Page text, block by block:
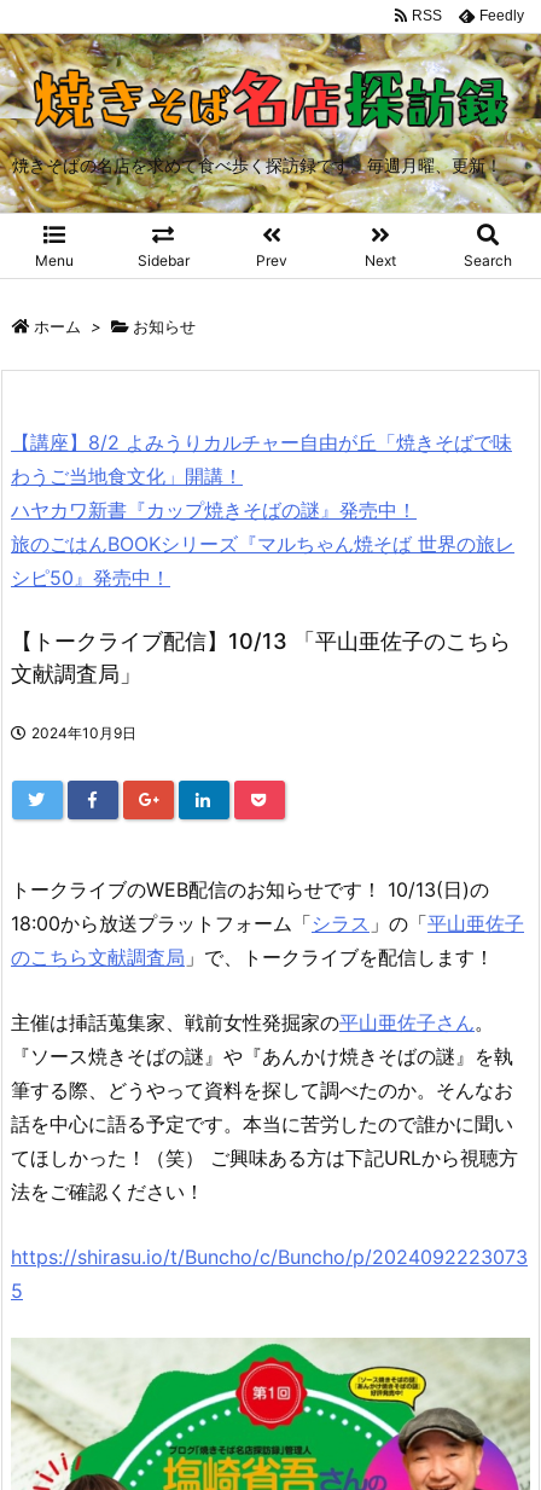
焼きそばの名店を求めて食べ歩く探訪録です。毎週月曜、更新！
Menu Sidebar Prev Next Search
RSS Feedly
ホーム > お知らせ
【講座】8/2 よみうりカルチャー自由が丘「焼きそばで味
わうご当地食文化」開講！
ハヤカワ新書『カップ焼きそばの謎』発売中！
旅のごはんBOOKシリーズ『マルちゃん焼そば 世界の旅レ
シピ50』発売中！
【トークライブ配信】10/13 「平山亜佐子のこちら
文献調査局」
2024年10月9日
トークライブのWEB配信のお知らせです！ 10/13(日)の
18:00から放送プラットフォーム「シラス 」の「平山亜佐子
のこちら文献調査局 」で、トークライブを配信します！
主催は挿話蒐集家、戦前女性発掘家の平山亜佐子さん。
『ソース焼きそばの謎』や『あんかけ焼きそばの謎』を執
筆する際、どうやって資料を探して調べたのか。そんなお
話を中心に語る予定です。本当に苦労したので誰かに聞い
てほしかった！（笑） ご興味ある方は下記URLから視聴方
法をご確認ください！
https://shirasu.io/t/Buncho/c/Buncho/p/2024092223073
5